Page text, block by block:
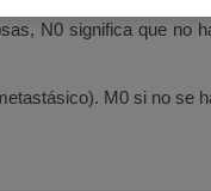
N0 significa que no
M0 si no se